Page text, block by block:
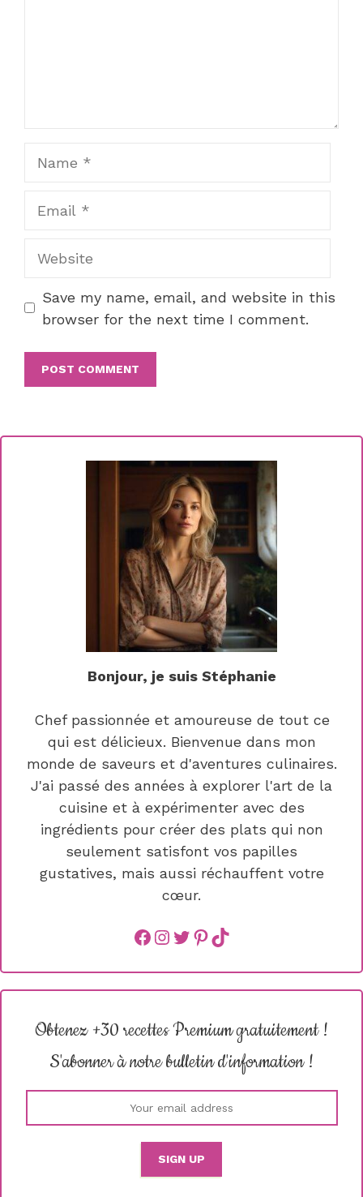
Save my name, email, and website in this
browser for the next time I comment.
Bonjour, je suis Stéphanie
Chef passionnée et amoureuse de tout ce
qui est délicieux. Bienvenue dans mon
monde de saveurs et d'aventures culinaires.
J'ai passé des années à explorer l'art de la
cuisine et à expérimenter avec des
ingrédients pour créer des plats qui non
seulement satisfont vos papilles
gustatives, mais aussi réchauffent votre
cœur.
Facebook
instagram
Twitter
Pinterest
TikTok
Obtenez +30 recettes Premium gratuitement !
S'abonner à notre bulletin d'information !